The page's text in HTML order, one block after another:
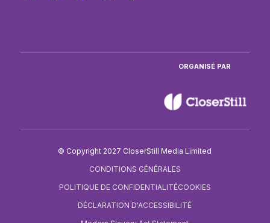
ORGANISÉ PAR
© Copyright 2027 CloserStill Media Limited
CONDITIONS GÉNÉRALES
POLITIQUE DE CONFIDENTIALITÉCOOKIES
DÉCLARATION D'ACCESSIBILITÉ